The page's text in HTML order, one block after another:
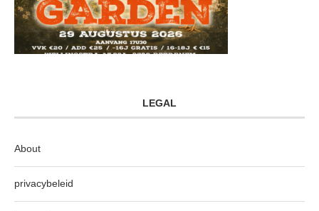
LEGAL
About
privacybeleid